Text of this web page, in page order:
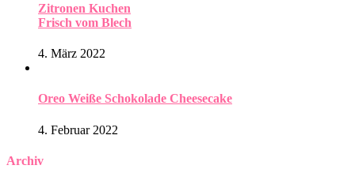
Zitronen Kuchen
Frisch vom Blech
4. März 2022
Oreo Weiße Schokolade Cheesecake
4. Februar 2022
Archiv